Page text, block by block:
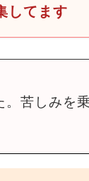
してます
苦しみを